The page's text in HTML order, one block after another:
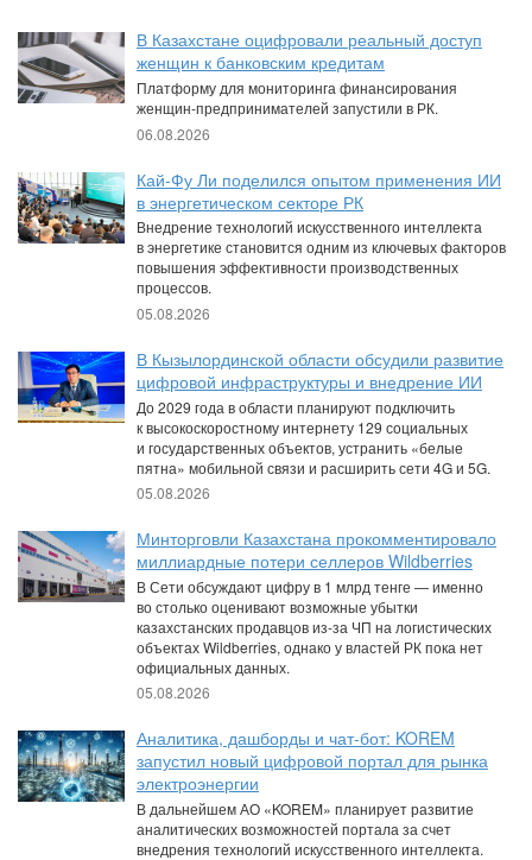
В Казахстане оцифровали реальный доступ
женщин к банковским кредитам
Платформу для мониторинга финансирования
женщин-предпринимателей запустили в РК.
06.08.2026
Кай-Фу Ли поделился опытом применения ИИ
в энергетическом секторе РК
Внедрение технологий искусственного интеллекта
в энергетике становится одним из ключевых факторов
повышения эффективности производственных
процессов.
05.08.2026
В Кызылординской области обсудили развитие
цифровой инфраструктуры и внедрение ИИ
До 2029 года в области планируют подключить
к высокоскоростному интернету 129 социальных
и государственных объектов, устранить «белые
пятна» мобильной связи и расширить сети 4G и 5G.
05.08.2026
Минторговли Казахстана прокомментировало
миллиардные потери селлеров Wildberries
В Сети обсуждают цифру в 1 млрд тенге — именно
во столько оценивают возможные убытки
казахстанских продавцов из-за ЧП на логистических
объектах Wildberries, однако у властей РК пока нет
официальных данных.
05.08.2026
Аналитика, дашборды и чат-бот: KOREM
запустил новый цифровой портал для рынка
электроэнергии
В дальнейшем АО «KOREM» планирует развитие
аналитических возможностей портала за счет
внедрения технологий искусственного интеллекта.